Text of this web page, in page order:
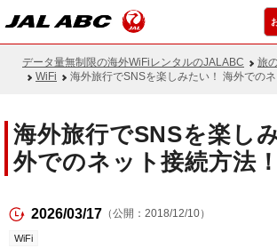
データ量無制限の海外WiFiレンタルのJALABC
旅
WiFi
海外旅行でSNSを楽しみたい！ 海外でのネ
海外旅行でSNSを楽し
外でのネット接続方法！
2026/03/17 （公開：2018/12/10）
WiFi